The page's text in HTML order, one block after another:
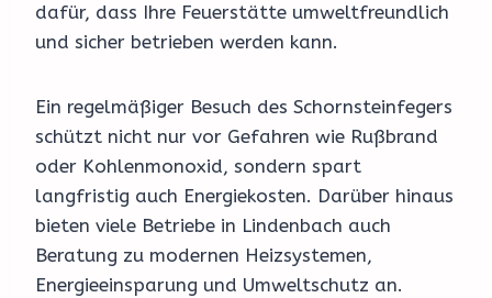
dafür, dass Ihre Feuerstätte umweltfreundlich
und sicher betrieben werden kann.
Ein regelmäßiger Besuch des Schornsteinfegers
schützt nicht nur vor Gefahren wie Rußbrand
oder Kohlenmonoxid, sondern spart
langfristig auch Energiekosten. Darüber hinaus
bieten viele Betriebe in Lindenbach auch
Beratung zu modernen Heizsystemen,
Energieeinsparung und Umweltschutz an.